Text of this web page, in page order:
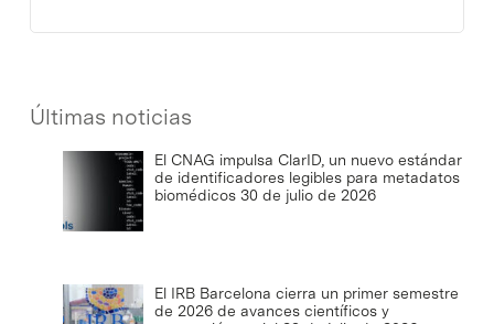
Últimas noticias
El CNAG impulsa ClarID, un nuevo estándar
de identificadores legibles para metadatos
biomédicos 30 de julio de 2026
El IRB Barcelona cierra un primer semestre
de 2026 de avances científicos y